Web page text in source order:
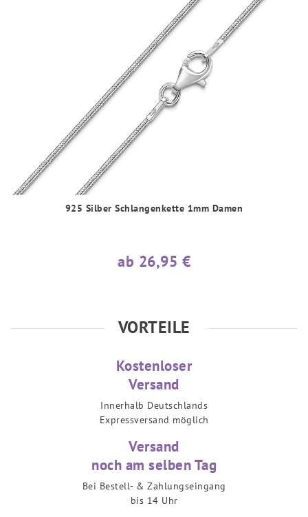
925 Silber Schlangenkette 1mm Damen
ab 26,95 €
VORTEILE
Kostenloser
Versand
Innerhalb Deutschlands
Expressversand möglich
Versand
noch am selben Tag
Bei Bestell- & Zahlungseingang
bis 14 Uhr